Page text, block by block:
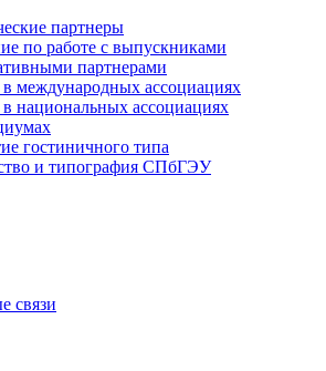
партнеры
по работе с выпускниками
партнерами
в международных ассоциациях
национальных ассоциациях
гостиничного типа
и типография СПбГЭУ
связи